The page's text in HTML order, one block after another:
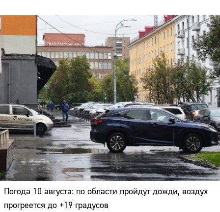
Погода 10 августа: по области пройдут дожди, воздух
прогреется до +19 градусов